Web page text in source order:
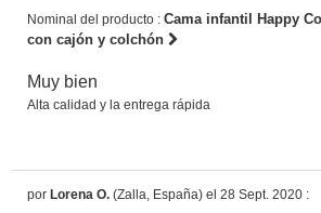
Nominal del producto : Cama infantil Happy
con cajón y colchón
Muy bien
Alta calidad y la entrega rápida
por Lorena O. (Zalla, España) el 28 Sept. 2020 :